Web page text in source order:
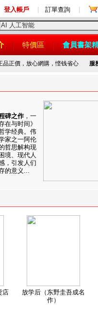
登入帳戶 訂單查詢
特價區 會員書架
品正價，放心網購，悭钱省心 服
碑之作 ，一
在与时间》
学经典。伟
家之一阿伦
哲思解构现
境、现代人
，引发人们
的意义...
店
放学后（东野圭吾成名
作）